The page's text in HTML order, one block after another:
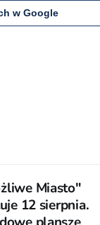
w Google
Miasto"
12 sierpnia.